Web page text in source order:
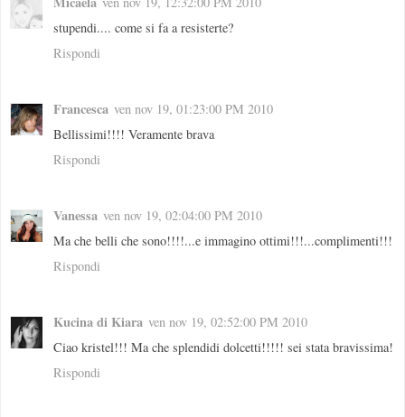
stupendi.... come si fa a resisterte?
Rispondi
Francesca ven nov 19, 01:23:00 PM 2010
Bellissimi!!!! Veramente brava
Rispondi
Vanessa ven nov 19, 02:04:00 PM 2010
Ma che belli che sono!!!!...e immagino ottimi!!!...complimenti!!!
Rispondi
Kucina di Kiara ven nov 19, 02:52:00 PM 2010
Ciao kristel!!! Ma che splendidi dolcetti!!!!! sei stata bravissima!
Rispondi